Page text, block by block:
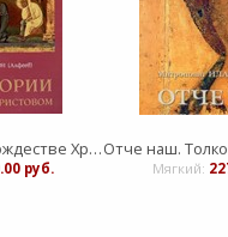
Две истории о Рождестве Христовом
руб. Мягкий: